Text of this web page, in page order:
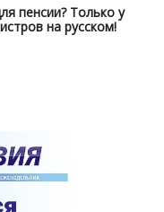
пенсии? Только у
на русском!